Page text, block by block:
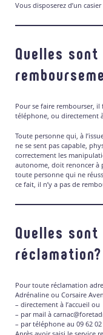
Vous disposerez d’un
Quelles
Pour se faire rembourser,
téléphone, ou directement à
Toute personne qui, à
ne se sent pas capable,
correctement les
autonome, doit renoncer à
toute personne qui ne
ce fait, il n’y a pas de
Quelles
réclamation?
Pour toute réclamation
Adrénaline ou Corsaire
– directement à l’accueil ou
– par mail à
– par téléphone au 09 62 02